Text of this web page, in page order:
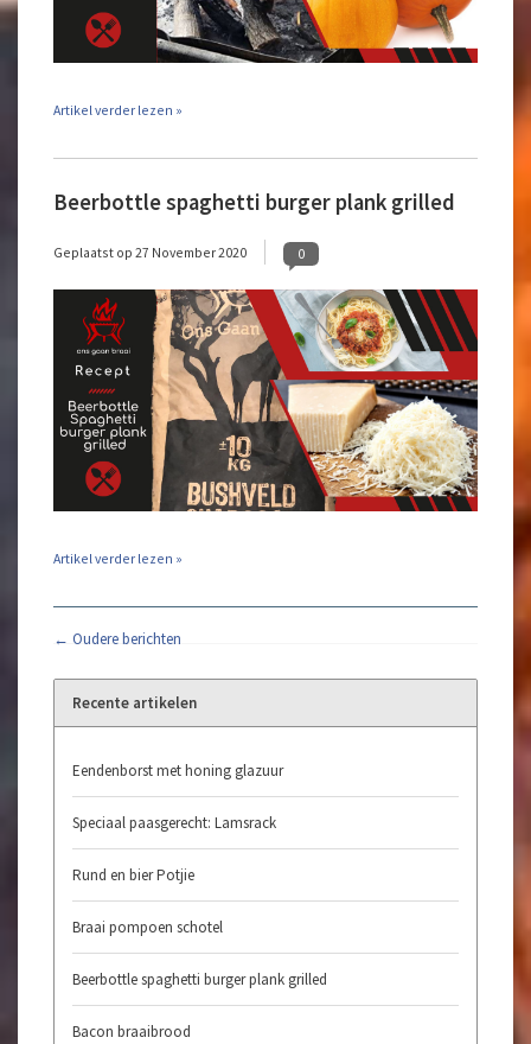
Artikel verder lezen »
Beerbottle spaghetti burger plank grilled
Geplaatst op 27 November 2020 0
Artikel verder lezen »
← Oudere berichten
Recente artikelen
Eendenborst met honing glazuur
Speciaal paasgerecht: Lamsrack
Rund en bier Potjie
Braai pompoen schotel
Beerbottle spaghetti burger plank grilled
Bacon braaibrood